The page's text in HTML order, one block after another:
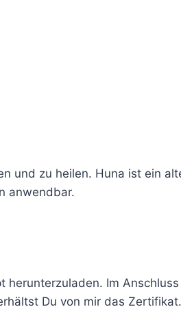
und zu heilen. Huna ist ein
anwendbar.
Im
Du von mir das Zertifikat.